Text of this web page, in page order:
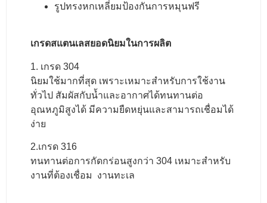
รูปทรงหกเหลี่ยมป้องกันการหมุนฟรี
เกรดสแตนเลสยอดนิยมในการผลิต
1. เกรด 304
นิยมใช้มากที่สุด เพราะเหมาะสำหรับการใช้งาน
ทั่วไป สัมผัสกับน้ำและอากาศได้ทนทานต่อ
อุณหภูมิสูงได้ มีความยืดหยุ่นและสามารถเชื่อมได้
ง่าย
2.เกรด 316
ทนทานต่อการกัดกร่อนสูงกว่า 304 เหมาะสำหรับ
งานที่ต้องเชื่อม งานทะเล